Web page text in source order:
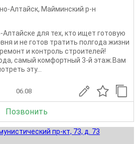
Алтайск, Майминский р-н
для тех, кто ищет готовую
и не готов тратить полгода жизни
и контроль строителей!
самый комфортный 3-й этаж.Вам
эту...
06.08
Позвонить